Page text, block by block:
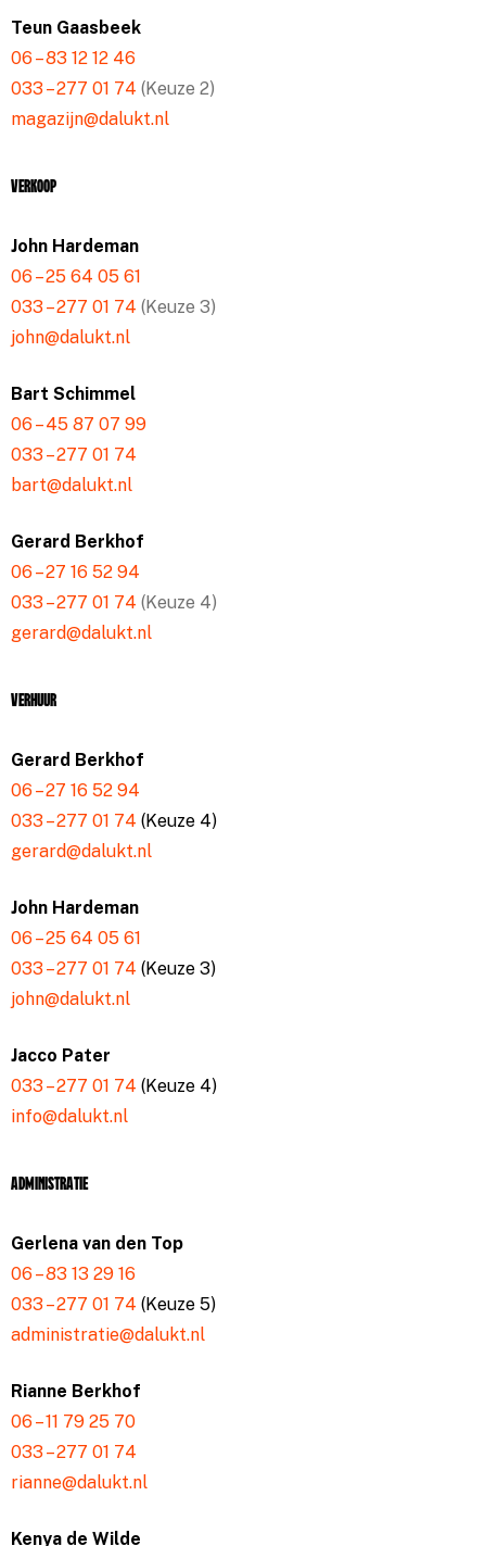
Teun Gaasbeek
06 – 83 12 12 46
033 – 277 01 74 (Keuze 2)
magazijn@dalukt.nl
Verkoop
John Hardeman
06 – 25 64 05 61
033 – 277 01 74 (Keuze 3)
john@dalukt.nl
Bart Schimmel
06 – 45 87 07 99
033 – 277 01 74
bart@dalukt.nl
Gerard Berkhof
06 – 27 16 52 94
033 – 277 01 74 (Keuze 4)
gerard@dalukt.nl
Verhuur
Gerard Berkhof
06 – 27 16 52 94
033 – 277 01 74 (Keuze 4)
gerard@dalukt.nl
John Hardeman
06 – 25 64 05 61
033 – 277 01 74 (Keuze 3)
john@dalukt.nl
Jacco Pater
033 – 277 01 74 (Keuze 4)
info@dalukt.nl
Administratie
Gerlena van den Top
06 – 83 13 29 16
033 – 277 01 74 (Keuze 5)
administratie@dalukt.nl
Rianne Berkhof
06 – 11 79 25 70
033 – 277 01 74
rianne@dalukt.nl
Kenya de Wilde